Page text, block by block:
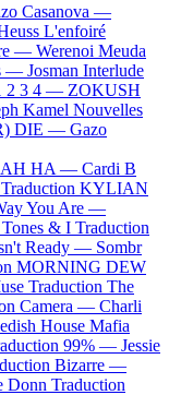
Casanova —
L'enfoiré
— Werenoi Meuda
— Josman Interlude
2 3 4 — ZOKUSH
Kamel Nouvelles
DIE — Gazo
AH HA — Cardi B
Traduction KYLIAN
You Are —
Tones & I Traduction
Ready — Sombr
MORNING DEW
Traduction The
Camera — Charli
House Mafia
99% — Jessie
Bizarre —
Donn Traduction